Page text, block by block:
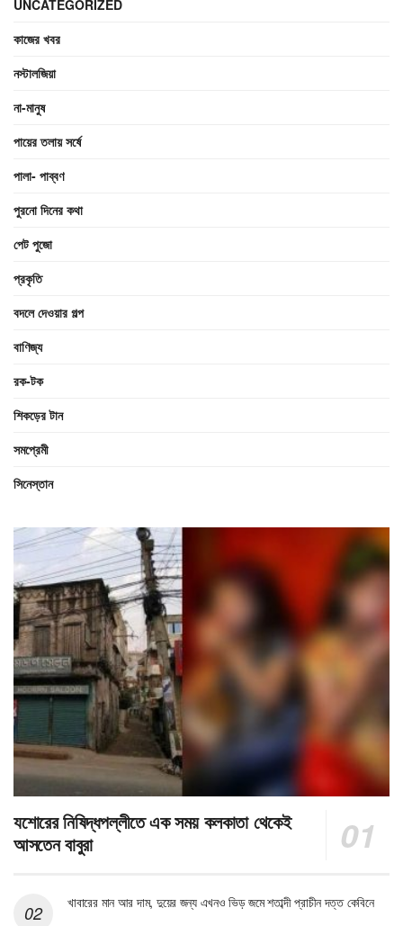
UNCATEGORIZED
কাজের খবর
নস্টালজিয়া
না-মানুষ
পায়ের তলায় সর্ষে
পালা- পাব্বণ
পুরনো দিনের কথা
পেট পুজো
প্রকৃতি
বদলে দেওয়ার গল্প
বাণিজ্য
রক-টক
শিকড়ের টান
সমপ্রেমী
সিনেস্তান
যশোরের নিষিদ্ধপল্লীতে এক সময় কলকাতা থেকেই
আসতেন বাবুরা
খাবারের মান আর দাম, দুয়ের জন্য এখনও ভিড় জমে শতাব্দী প্রাচীন দত্ত কেবিনে